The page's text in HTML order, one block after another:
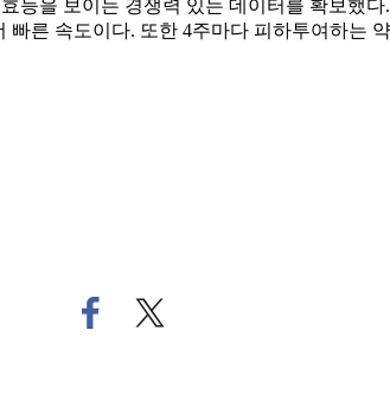
을 보이는 경쟁력 있는 데이터를 확보했다
른 속도이다. 또한 4주마다 피하투여하는
페
이
트
위